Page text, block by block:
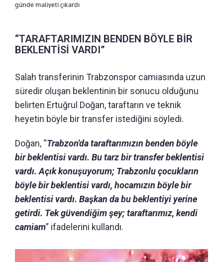
günde maliyeti çıkardı
“TARAFTARIMIZIN BENDEN BÖYLE BİR
BEKLENTİSİ VARDI”
Salah transferinin Trabzonspor camiasında uzun
süredir oluşan beklentinin bir sonucu olduğunu
belirten Ertuğrul Doğan, taraftarın ve teknik
heyetin böyle bir transfer istediğini söyledi.
Doğan, “Trabzon'da taraftarımızın benden böyle
bir beklentisi vardı. Bu tarz bir transfer beklentisi
vardı. Açık konuşuyorum; Trabzonlu çocukların
böyle bir beklentisi vardı, hocamızın böyle bir
beklentisi vardı. Başkan da bu beklentiyi yerine
getirdi. Tek güvendiğim şey; taraftarımız, kendi
camiam” ifadelerini kullandı.